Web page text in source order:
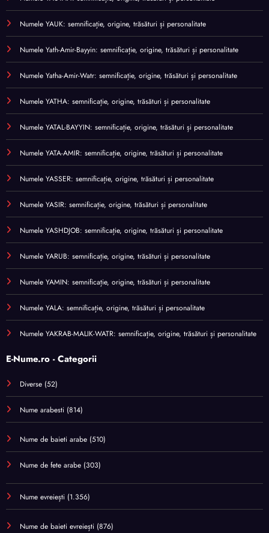
Numele YAUK: semnificație, origine, trăsături și personalitate
Numele Yath-Amir-Bayyin: semnificație, origine, trăsături și personalitate
Numele Yatha-Amir-Watr: semnificație, origine, trăsături și personalitate
Numele YATHA: semnificație, origine, trăsături și personalitate
Numele YATAL-BAYYIN: semnificație, origine, trăsături și personalitate
Numele YATA-AMIR: semnificație, origine, trăsături și personalitate
Numele YASSER: semnificație, origine, trăsături și personalitate
Numele YASIR: semnificație, origine, trăsături și personalitate
Numele YASHDJOB: semnificație, origine, trăsături și personalitate
Numele YARUB: semnificație, origine, trăsături și personalitate
Numele YAMIN: semnificație, origine, trăsături și personalitate
Numele YALA: semnificație, origine, trăsături și personalitate
Numele YAKRAB-MALIK-WATR: semnificație, origine, trăsături și personalitate
E-Nume.ro - Categorii
Diverse (52)
Nume arabesti (814)
Nume de baieti arabe (510)
Nume de fete arabe (303)
Nume evreiești (1.356)
Nume de baieti evreiești (876)